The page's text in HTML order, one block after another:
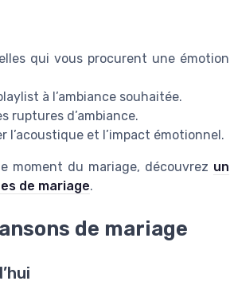
qui vous procurent une émotion
à l’ambiance souhaitée.
ruptures d’ambiance.
l’acoustique et l’impact émotionnel.
moment du mariage, découvrez un
de mariage.
de mariage